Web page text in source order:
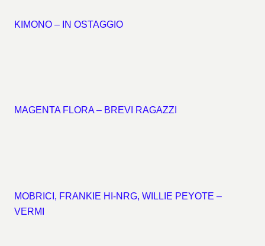
KIMONO – IN OSTAGGIO
MAGENTA FLORA – BREVI RAGAZZI
MOBRICI, FRANKIE HI-NRG, WILLIE PEYOTE –
VERMI